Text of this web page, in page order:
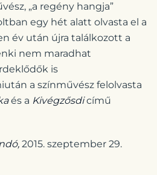
„a regény hangja”
egy hét alatt olvasta el a
év után újra találkozott a
nem maradhat
is
a színművész felolvasta
és a Kivégzősdicímű
2015. szeptember 29.